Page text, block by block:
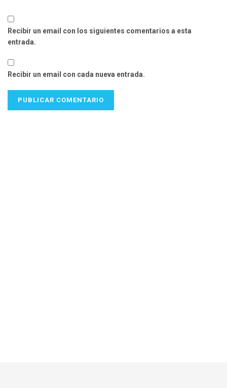
Recibir un email con los siguientes comentarios a esta
entrada.
Recibir un email con cada nueva entrada.